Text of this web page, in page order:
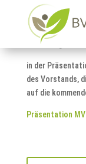
Liebe Mitglieder,
in der
des Vorstands,
auf die
Präsentation MV